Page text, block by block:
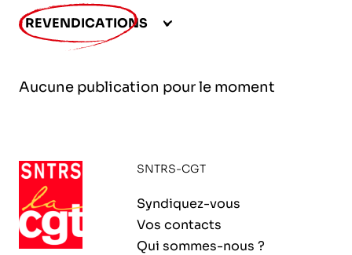
INED – Institut national d’études
démographiques
l’exploitation de la mer
ADHÉRER
REVENDICATIONS
Aucune publication pour le moment
SNTRS-CGT
Syndiquez-vous
Vos contacts
Qui sommes-nous ?